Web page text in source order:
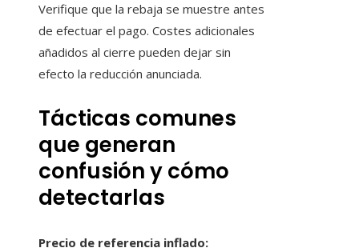
Verifique que la rebaja se muestre antes
de efectuar el pago. Costes adicionales
añadidos al cierre pueden dejar sin
efecto la reducción anunciada.
Tácticas comunes
que generan
confusión y cómo
detectarlas
Precio de referencia inflado: